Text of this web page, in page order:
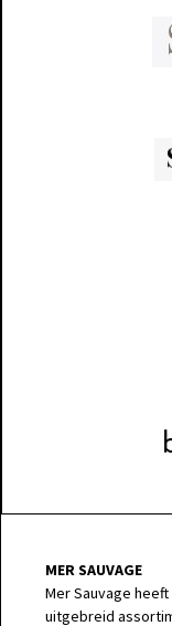
MER SAUVAGE
Mer Sauvage heeft
uitgebreid